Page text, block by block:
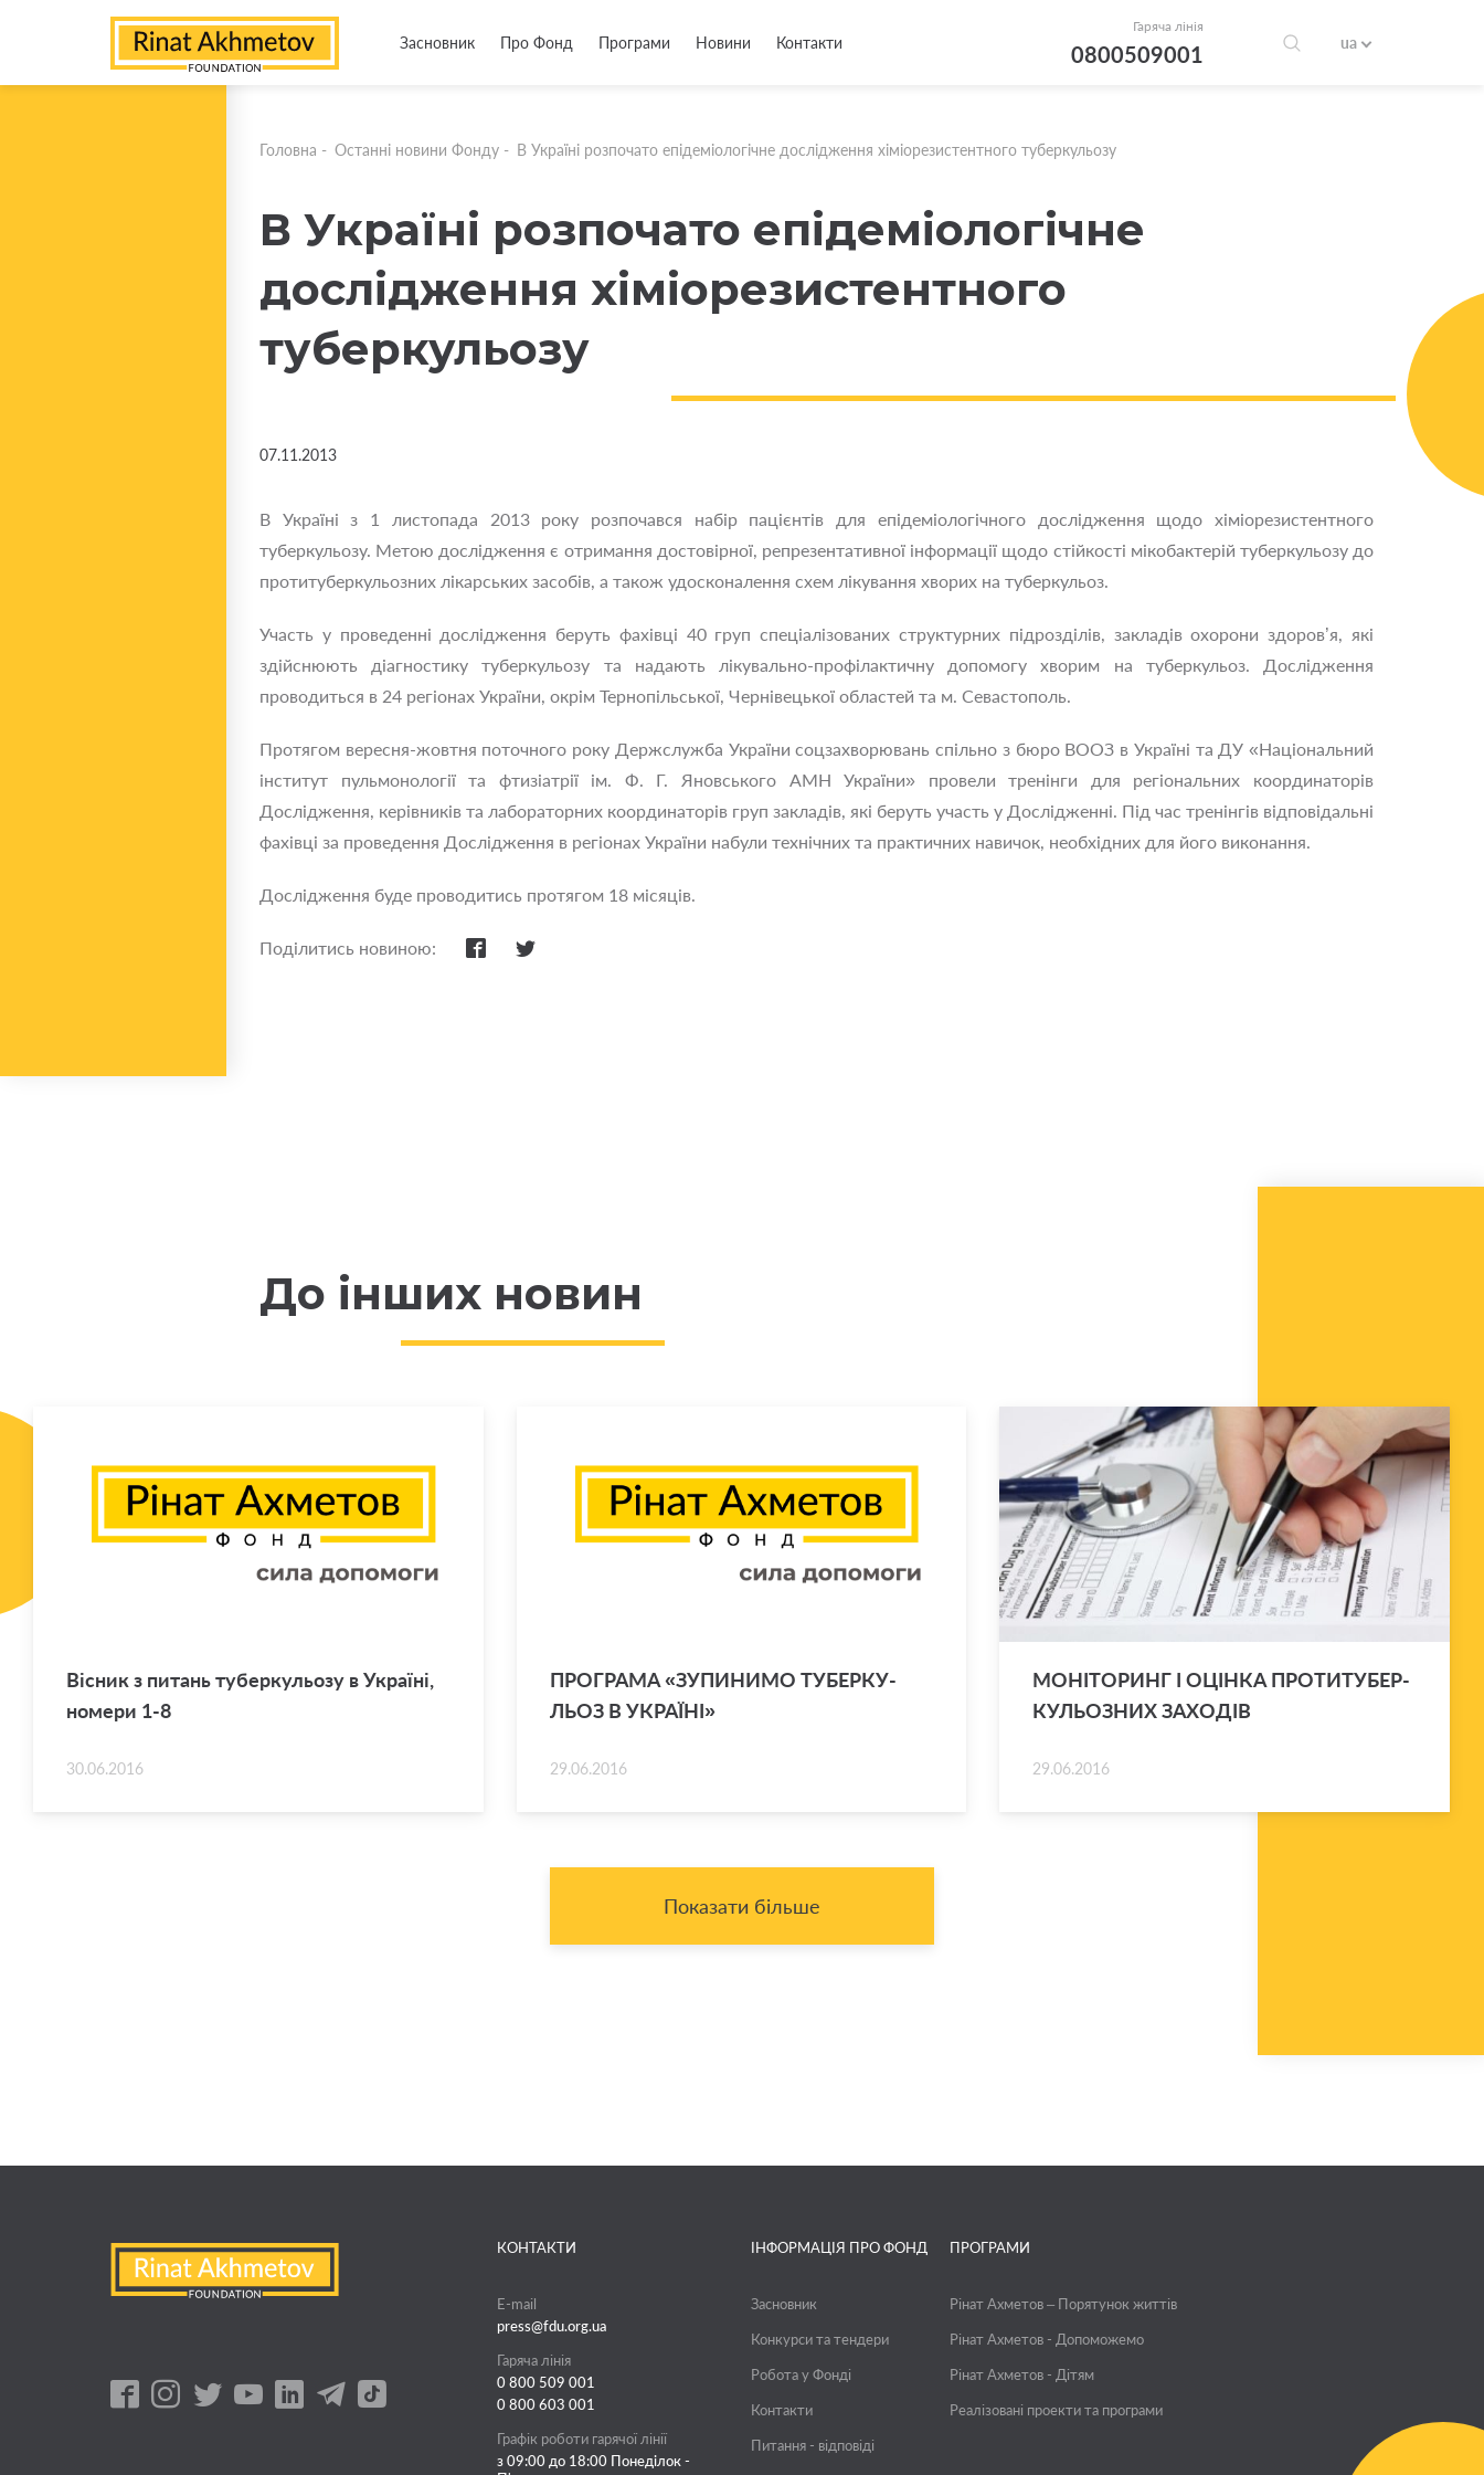
Засновник Про Фонд Програми Новини Контакти
Гаряча лінія
0800509001 ua
Головна - Останні новини Фонду - В Україні розпочато епідеміологічне дослідження хіміорезистентного туберкульозу
В Україні розпочато епідеміологічне
дослідження хіміорезистентного
туберкульозу
07.11.2013
В Україні з 1 листопада 2013 року розпочався набір пацієнтів для епідеміологічного дослідження щодо хіміорезистентного
туберкульозу. Метою дослідження є отримання достовірної, репрезентативної інформації щодо стійкості мікобактерій туберкульозу до
протитуберкульозних лікарських засобів, а також удосконалення схем лікування хворих на туберкульоз.
Участь у проведенні дослідження беруть фахівці 40 груп спеціалізованих структурних підрозділів, закладів охорони здоров’я, які
здійснюють діагностику туберкульозу та надають лікувально-профілактичну допомогу хворим на туберкульоз. Дослідження
проводиться в 24 регіонах України, окрім Тернопільської, Чернівецької областей та м. Севастополь.
Протягом вересня-жовтня поточного року Держслужба України соцзахворювань спільно з бюро ВООЗ в Україні та ДУ «Національний
інститут пульмонології та фтизіатрії ім. Ф. Г. Яновського АМН України» провели тренінги для регіональних координаторів
Дослідження, керівників та лабораторних координаторів груп закладів, які беруть участь у Дослідженні. Під час тренінгів відповідальні
фахівці за проведення Дослідження в регіонах України набули технічних та практичних навичок, необхідних для його виконання.
Дослідження буде проводитись протягом 18 місяців.
Поділитись новиною:
До інших новин
Ві­сник з пи­тань ту­бер­ку­льо­зу в Укра­ї­ні,
но­ме­ри 1-8
30.06.2016
ПРО­ГРА­МА «ЗУ­ПИ­НИ­МО ТУ­БЕР­КУ­
ЛЬОЗ В УКРА­Ї­НІ»
29.06.2016
МО­НІ­ТО­РИНГ І ОЦІН­КА ПРО­ТИ­ТУ­БЕР­
КУ­ЛЬО­ЗНИХ ЗА­ХО­ДІВ
29.06.2016
Показати більше
КОНТАКТИ
E-mail
press@fdu.org.ua
Гаряча лінія
0 800 509 001
0 800 603 001
Графік роботи гарячої лінії
з 09:00 до 18:00 Понеділок -
ІНФОРМАЦІЯ ПРО ФОНД
Засновник
Конкурси та тендери
Робота у Фонді
Контакти
Питання - відповіді
ПРОГРАМИ
Рінат Ахметов – Порятунок життів
Рінат Ахметов - Допоможемо
Рінат Ахметов - Дітям
Реалізовані проекти та програми